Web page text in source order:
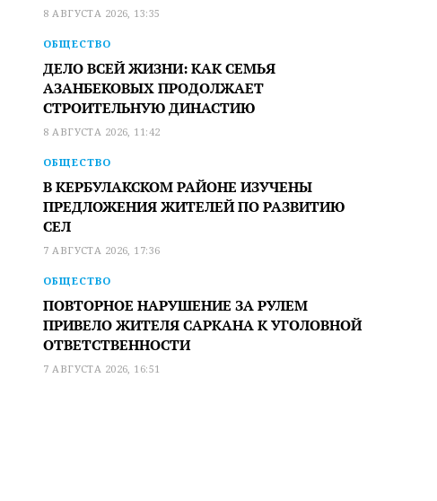
8 АВГУСТА 2026, 13:35
ОБЩЕСТВО
ДЕЛО ВСЕЙ ЖИЗНИ: КАК СЕМЬЯ
АЗАНБЕКОВЫХ ПРОДОЛЖАЕТ
СТРОИТЕЛЬНУЮ ДИНАСТИЮ
8 АВГУСТА 2026, 11:42
ОБЩЕСТВО
В КЕРБУЛАКСКОМ РАЙОНЕ ИЗУЧЕНЫ
ПРЕДЛОЖЕНИЯ ЖИТЕЛЕЙ ПО РАЗВИТИЮ
СЕЛ
7 АВГУСТА 2026, 17:36
ОБЩЕСТВО
ПОВТОРНОЕ НАРУШЕНИЕ ЗА РУЛЕМ
ПРИВЕЛО ЖИТЕЛЯ САРКАНА К УГОЛОВНОЙ
ОТВЕТСТВЕННОСТИ
7 АВГУСТА 2026, 16:51